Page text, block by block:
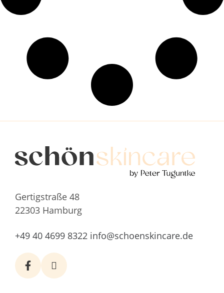
Gertigstraße 48
22303 Hamburg
+49 40 4699 8322 info@schoenskincare.de